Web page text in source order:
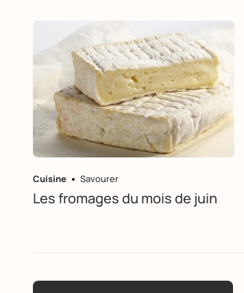
Cuisine Savourer
Les fromages du mois de juin